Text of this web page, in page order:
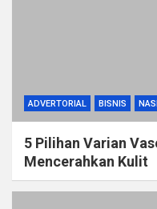
ADVERTORIAL BISNIS
5 Pilihan Varian
Mencerahkan Kulit